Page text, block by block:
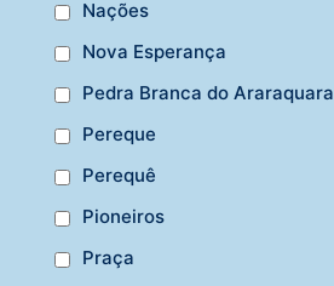
Nações
Nova Esperança
Pedra Branca do Araraquara
Pereque
Perequê
Pioneiros
Praça